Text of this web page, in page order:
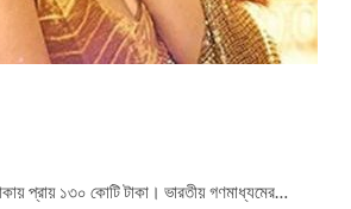
প্রায় ১৩০ কোটি টাকা। ভারতীয় গণমাধ্যমের…